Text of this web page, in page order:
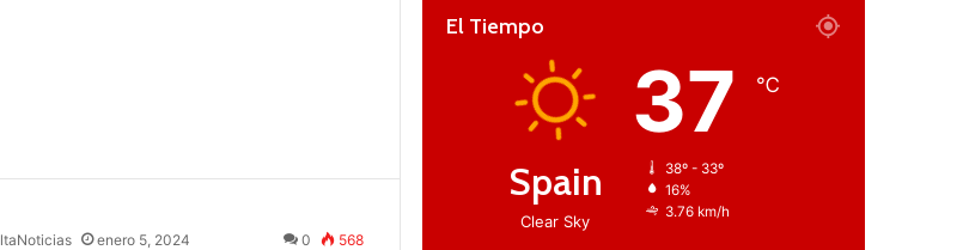
enero 5, 2024 0 568
El Tiempo
Spain
Clear Sky
37 ℃
38º - 33º
16%
3.76 km/h